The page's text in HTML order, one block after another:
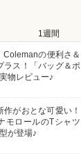
1週間
Colemanの便利さ＆
ラス！「バッグ＆ポ
物レビュー♪
がおとな可愛い！
モロールのTシャツ
が登場♪